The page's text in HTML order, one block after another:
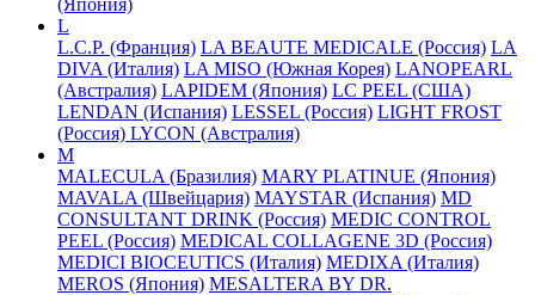
L
L.C.P. (Франция) LA BEAUTE MEDICALE (Россия) LA
DIVA (Италия) LA MISO (Южная Корея) LANOPEARL
(Австралия) LAPIDEM (Япония) LC PEEL (США)
LENDAN (Испания) LESSEL (Россия) LIGHT FROST
(Россия) LYCON (Австралия)
M
MALECULA (Бразилия) MARY PLATINUE (Япония)
MAVALA (Швейцария) MAYSTAR (Испания) MD
CONSULTANT DRINK (Россия) MEDIC CONTROL
PEEL (Россия) MEDICAL COLLAGENE 3D (Россия)
MEDICI BIOCEUTICS (Италия) MEDIXA (Италия)
MEROS (Япония) MESALTERA BY DR.